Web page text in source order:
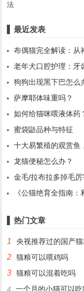
法
最近发表
布偶猫完全解读：从
老年犬口腔护理：牙
狗狗出现黑下巴怎么
萨摩耶体味重吗？
如何给猫咪喂液体药
蜜袋鼯品种与特征
十大易繁殖的观赏鱼
龙猫便秘怎么办？
金毛/拉布拉多掉毛厉
《公猫绝育全指南
热门文章
1
央视推荐过的国产猫
2
猫粮可以喂鸡吗
3
猫粮可以混着吃吗
4 一个月的小猫可以